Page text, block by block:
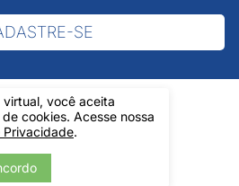
virtual, você aceita
cookies. Acesse nossa
Privacidade.
SE
Verificada